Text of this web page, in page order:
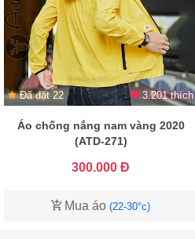
Đã đặt 22 3.201 thích
Áo chống nắng nam vàng 2020
(ATD-271)
300.000 Đ
Mua áo(22-30°c)